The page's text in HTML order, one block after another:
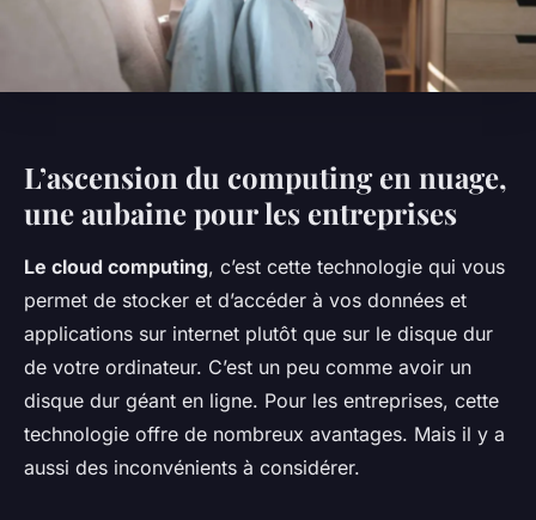
L’ascension du computing en nuage,
une aubaine pour les entreprises
Le cloud computing, c’est cette technologie qui vous
permet de stocker et d’accéder à vos données et
applications sur internet plutôt que sur le disque dur
de votre ordinateur. C’est un peu comme avoir un
disque dur géant en ligne. Pour les entreprises, cette
technologie offre de nombreux avantages. Mais il y a
aussi des inconvénients à considérer.